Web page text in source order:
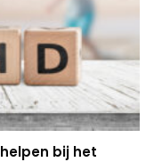
bij het